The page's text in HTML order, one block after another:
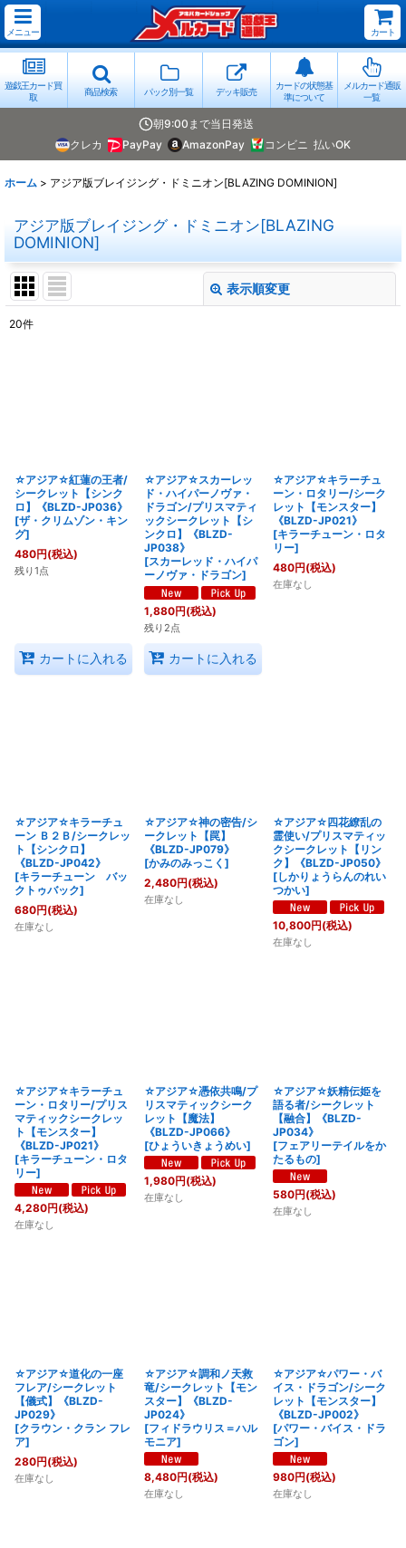
メニュー カート
遊戯王カード買
取
商品検索 パック別一覧 デッキ販売
カードの状態基
準について
メルカード通販
一覧
朝9:00まで当日発送
クレカ
PayPay AmazonPay コンビニ 払いOK
ホーム > アジア版ブレイジング・ドミニオン[BLAZING DOMINION]
アジア版ブレイジング・ドミニオン[BLAZING
DOMINION]
表示順変更
20件
☆アジア☆紅蓮の王者/
シークレット【シンク
ロ】《BLZD-JP036》
[ザ・クリムゾン・キン
グ]
480円(税込)
残り1点
カートに入れる
☆アジア☆スカーレッ
ド・ハイパーノヴァ・
ドラゴン/プリスマティ
ックシークレット【シ
ンクロ】《BLZD-
JP038》
[スカーレッド・ハイパ
ーノヴァ・ドラゴン]
1,880円(税込)
残り2点
カートに入れる
☆アジア☆キラーチュ
ーン・ロタリー/シーク
レット【モンスター】
《BLZD-JP021》
[キラーチューン・ロタ
リー]
480円(税込)
在庫なし
☆アジア☆キラーチュ
ーン Ｂ２Ｂ/シークレッ
ト【シンクロ】
《BLZD-JP042》
[キラーチューン バッ
クトゥバック]
680円(税込)
在庫なし
☆アジア☆神の密告/シ
ークレット【罠】
《BLZD-JP079》
[かみのみっこく ]
2,480円(税込)
在庫なし
☆アジア☆四花繚乱の
霊使い/プリスマティッ
クシークレット【リン
ク】《BLZD-JP050》
[しかりょうらんのれい
つかい]
10,800円(税込)
在庫なし
☆アジア☆キラーチュ
ーン・ロタリー/プリス
マティックシークレッ
ト【モンスター】
《BLZD-JP021》
[キラーチューン・ロタ
リー]
4,280円(税込)
在庫なし
☆アジア☆憑依共鳴/プ
リスマティックシーク
レット【魔法】
《BLZD-JP066》
[ひょういきょうめい]
1,980円(税込)
在庫なし
☆アジア☆妖精伝姫を
語る者/シークレット
【融合】《BLZD-
JP034》
[フェアリーテイルをか
たるもの]
580円(税込)
在庫なし
☆アジア☆道化の一座
フレア/シークレット
【儀式】《BLZD-
JP029》
[クラウン・クラン フレ
ア]
280円(税込)
在庫なし
☆アジア☆調和ノ天救
竜/シークレット【モン
スター】《BLZD-
JP024》
[フィドラウリス＝ハル
モニア]
8,480円(税込)
在庫なし
☆アジア☆パワー・バ
イス・ドラゴン/シーク
レット【モンスター】
《BLZD-JP002》
[パワー・バイス・ドラ
ゴン]
980円(税込)
在庫なし